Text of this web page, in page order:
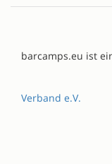
barcamps.eu ist
Verband e.V.